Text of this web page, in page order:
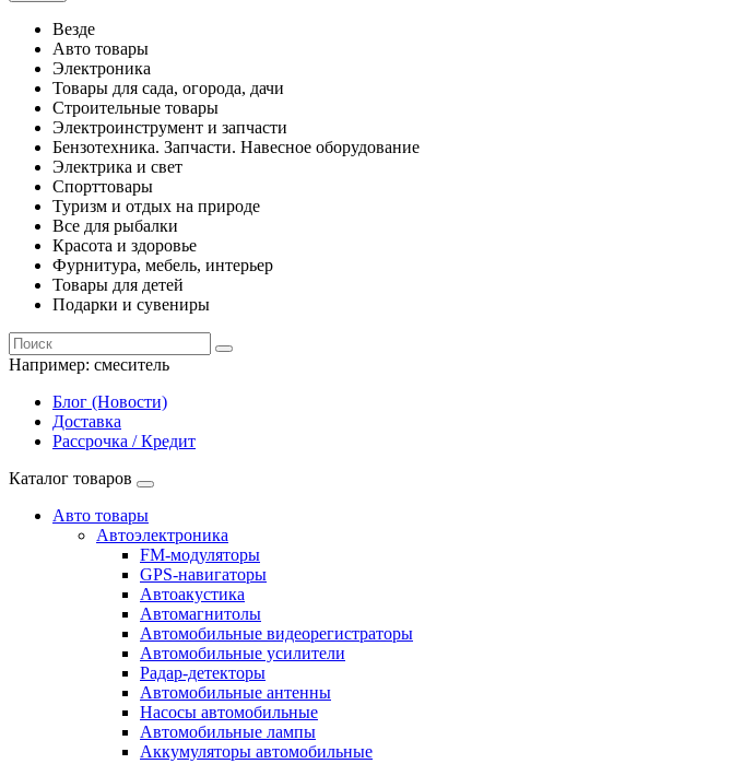
Везде
Авто товары
Электроника
Товары для сада, огорода, дачи
Строительные товары
Электроинструмент и запчасти
Бензотехника. Запчасти. Навесное оборудование
Электрика и свет
Спорттовары
Туризм и отдых на природе
Все для рыбалки
Красота и здоровье
Фурнитура, мебель, интерьер
Товары для детей
Подарки и сувениры
Например: смеситель
Блог (Новости)
Доставка
Рассрочка / Кредит
Каталог товаров
Авто товары
Автоэлектроника
FM-модуляторы
GPS-навигаторы
Автоакустика
Автомагнитолы
Автомобильные видеорегистраторы
Автомобильные усилители
Радар-детекторы
Автомобильные антенны
Насосы автомобильные
Автомобильные лампы
Аккумуляторы автомобильные